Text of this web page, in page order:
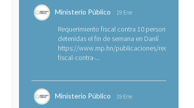
Ministerio Público 19 Ene
Requerimiento fiscal contra 10 personas
detenidas el fin de semana en Danlí
https://www.mp.hn/publicaciones/
fiscal-contra-...
Ministerio Público 19 Ene